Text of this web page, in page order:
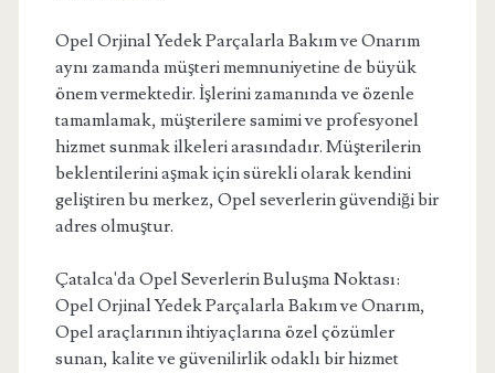
Opel Orjinal Yedek Parçalarla Bakım ve Onarım
aynı zamanda müşteri memnuniyetine de büyük
önem vermektedir. İşlerini zamanında ve özenle
tamamlamak, müşterilere samimi ve profesyonel
hizmet sunmak ilkeleri arasındadır. Müşterilerin
beklentilerini aşmak için sürekli olarak kendini
geliştiren bu merkez, Opel severlerin güvendiği bir
adres olmuştur.
Çatalca'da Opel Severlerin Buluşma Noktası:
Opel Orjinal Yedek Parçalarla Bakım ve Onarım,
Opel araçlarının ihtiyaçlarına özel çözümler
sunan, kalite ve güvenilirlik odaklı bir hizmet